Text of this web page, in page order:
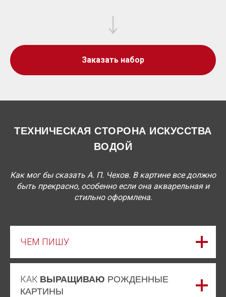
Заказать набор
ТЕХНИЧЕСКАЯ СТОРОНА ИСКУССТВА
ВОДОЙ
Как мог бы сказать А. П. Чехов. В картине все должно
быть прекрасно, особенно если она акварельная и
стильно оформлена.
ЧЕМ ПИШУ
КАК ВЫРАЩИВАЮ РОЖДЕННЫЕ
КАРТИНЫ